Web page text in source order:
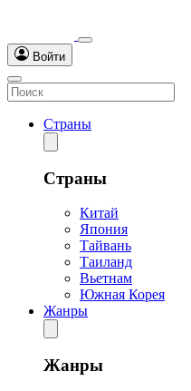
Войти
Страны
Страны
Китай
Япония
Тайвань
Таиланд
Вьетнам
Южная Корея
Жанры
Жанры